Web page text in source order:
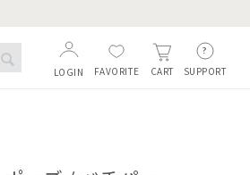
SUPPORT
CART
FAVORITE
LOGIN